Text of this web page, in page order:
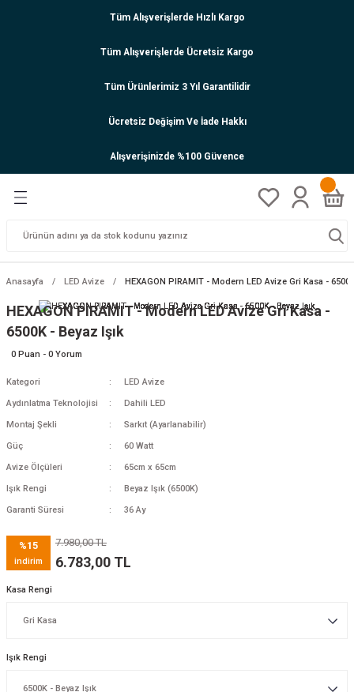
Tüm Alışverişlerde Hızlı Kargo
Tüm Alışverişlerde Ücretsiz Kargo
Tüm Ürünlerimiz 3 Yıl Garantilidir
Ücretsiz Değişim Ve İade Hakkı
Alışverişinizde %100 Güvence
Anasayfa LED Avize HEXAGON PIRAMIT - Modern LED Avize Gri Kasa -
HEXAGON PIRAMIT - Modern LED Avize Gri Kasa -
6500K - Beyaz Işık
0 Puan - 0 Yorum
Kategori LED Avize
Aydınlatma Teknolojisi Dahili LED
Montaj Şekli Sarkıt (Ayarlanabilir)
Güç 60 Watt
Avize Ölçüleri 65cm x 65cm
Işık Rengi Beyaz Işık (6500K)
Garanti Süresi 36 Ay
%15
indirim
7.980,00 TL
6.783,00 TL
Kasa Rengi
Işık Rengi